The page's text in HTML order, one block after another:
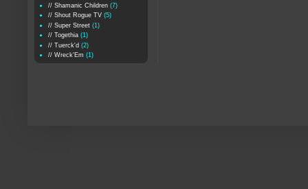
// Shamanic Children (7)
// Shout Rogue TV (5)
// Super Street (1)
// Togethia (1)
// Tuerck'd (2)
// Wreck'Em (1)